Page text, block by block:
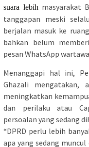
suara lebih masyarakat
tanggapan meski
berjalan masuk ke
bahkan belum
pesan WhatsApp
Menanggapi hal ini,
Ghazali mengatakan,
meningkatkan
dan perilaku atau
persoalan yang sedang
“DPRD perlu lebih
apa yang sedang